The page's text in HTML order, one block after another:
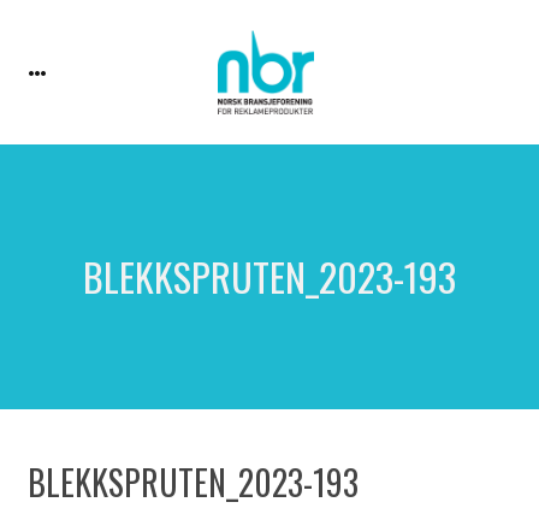
BLEKKSPRUTEN_2023-193
BLEKKSPRUTEN_2023-193